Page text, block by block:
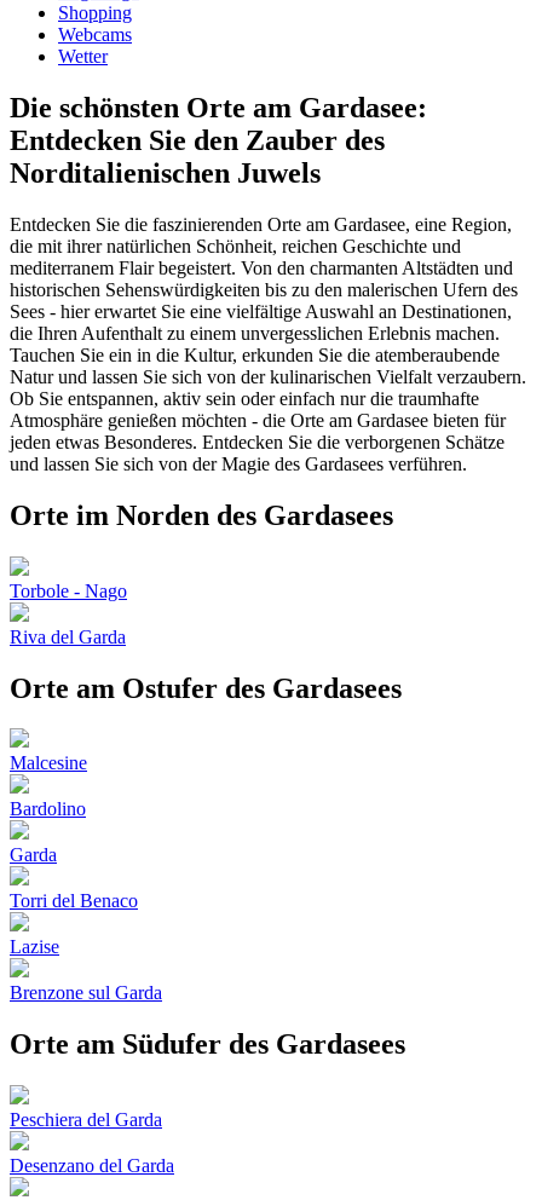
Shopping
Webcams
Wetter
Die schönsten Orte am Gardasee:
Entdecken Sie den Zauber des
Norditalienischen Juwels
Entdecken Sie die faszinierenden Orte am Gardasee, eine Region,
die mit ihrer natürlichen Schönheit, reichen Geschichte und
mediterranem Flair begeistert. Von den charmanten Altstädten und
historischen Sehenswürdigkeiten bis zu den malerischen Ufern des
Sees - hier erwartet Sie eine vielfältige Auswahl an Destinationen,
die Ihren Aufenthalt zu einem unvergesslichen Erlebnis machen.
Tauchen Sie ein in die Kultur, erkunden Sie die atemberaubende
Natur und lassen Sie sich von der kulinarischen Vielfalt verzaubern.
Ob Sie entspannen, aktiv sein oder einfach nur die traumhafte
Atmosphäre genießen möchten - die Orte am Gardasee bieten für
jeden etwas Besonderes. Entdecken Sie die verborgenen Schätze
und lassen Sie sich von der Magie des Gardasees verführen.
Orte im Norden des Gardasees
Torbole - Nago
Riva del Garda
Orte am Ostufer des Gardasees
Malcesine
Bardolino
Garda
Torri del Benaco
Lazise
Brenzone sul Garda
Orte am Südufer des Gardasees
Peschiera del Garda
Desenzano del Garda